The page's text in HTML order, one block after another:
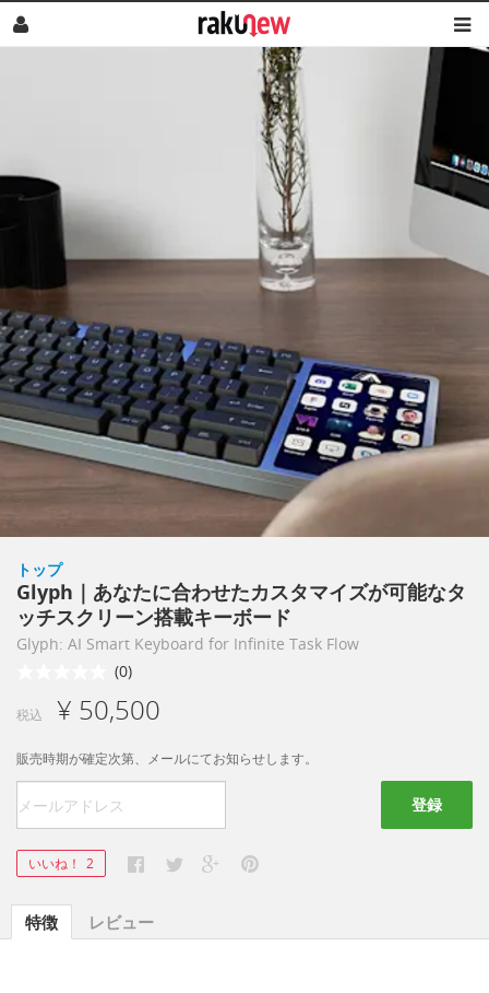
トップ
Glyph｜あなたに合わせたカスタマイズが可能なタ
ッチスクリーン搭載キーボード
Glyph: AI Smart Keyboard for Infinite Task Flow
(0)
税込 ¥ 50,500
販売時期が確定次第、メールにてお知らせします。
登録
いいね！ 2
特徴 レビュー